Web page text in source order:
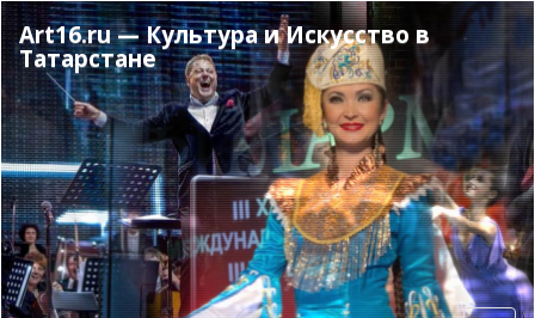
Перейти
к
основному
содержанию
Art16.ru — Культура и Искусство в
Татарстане